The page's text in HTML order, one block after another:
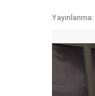
Yayınlanma: